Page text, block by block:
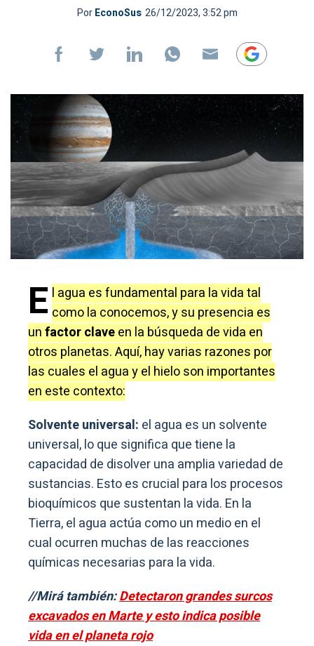
PorEconoSus 26/12/2023, 3:52 pm
E l agua es fundamental para la vida tal
como la conocemos, y su presencia es
unfactor claveen la búsqueda de vida en
otros planetas. Aquí, hay varias razones por
las cuales el agua y el hielo son importantes
en este contexto:
Solvente universal: el agua es un solvente
universal, lo que significa que tiene la
capacidad de disolver una amplia variedad de
sustancias. Esto es crucial para los procesos
bioquímicos que sustentan la vida. En la
Tierra, el agua actúa como un medio en el
cual ocurren muchas de las reacciones
químicas necesarias para la vida.
//Mirá también:Detectaron grandes surcos
excavados en Marte y esto indica posible
vida en el planeta rojo